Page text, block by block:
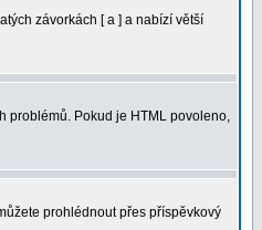
závorkách [ a ] a nabízí větší
problémů. Pokud je HTML povoleno,
prohlédnout přes příspěvkový